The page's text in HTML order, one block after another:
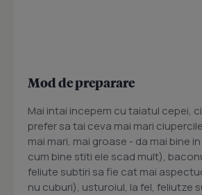
Mod de preparare
Mai intai incepem cu taiatul cepei,
prefer sa tai ceva mai mari
mai mari, mai groase - da mai bine
cum bine stiti ele scad mult),
feliute subtiri sa fie cat mai
nu cuburi), usturoiul, la fel, feliutze